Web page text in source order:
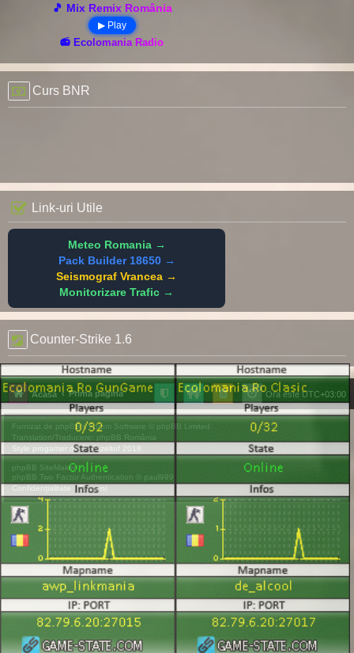
🎵 Mix Remix România
▶ Play
📻 Ecolomania Radio
Curs BNR
Link-uri Utile
Meteo Romania →
Pack Builder 18650 →
Seismograf Vrancea →
Monitorizare Trafic →
Counter-Strike 1.6
Acasă Prima pagină Ora este UTC+03:00
Furnizat de phpBB® Forum Software © phpBB Limited
Translation/Traducere: phpBB România
Style progamer de ©Mazeltof 2018
phpBB SiteMaker
phpBB Two Factor Authentication © paul999
Confidențialitate |Termeni